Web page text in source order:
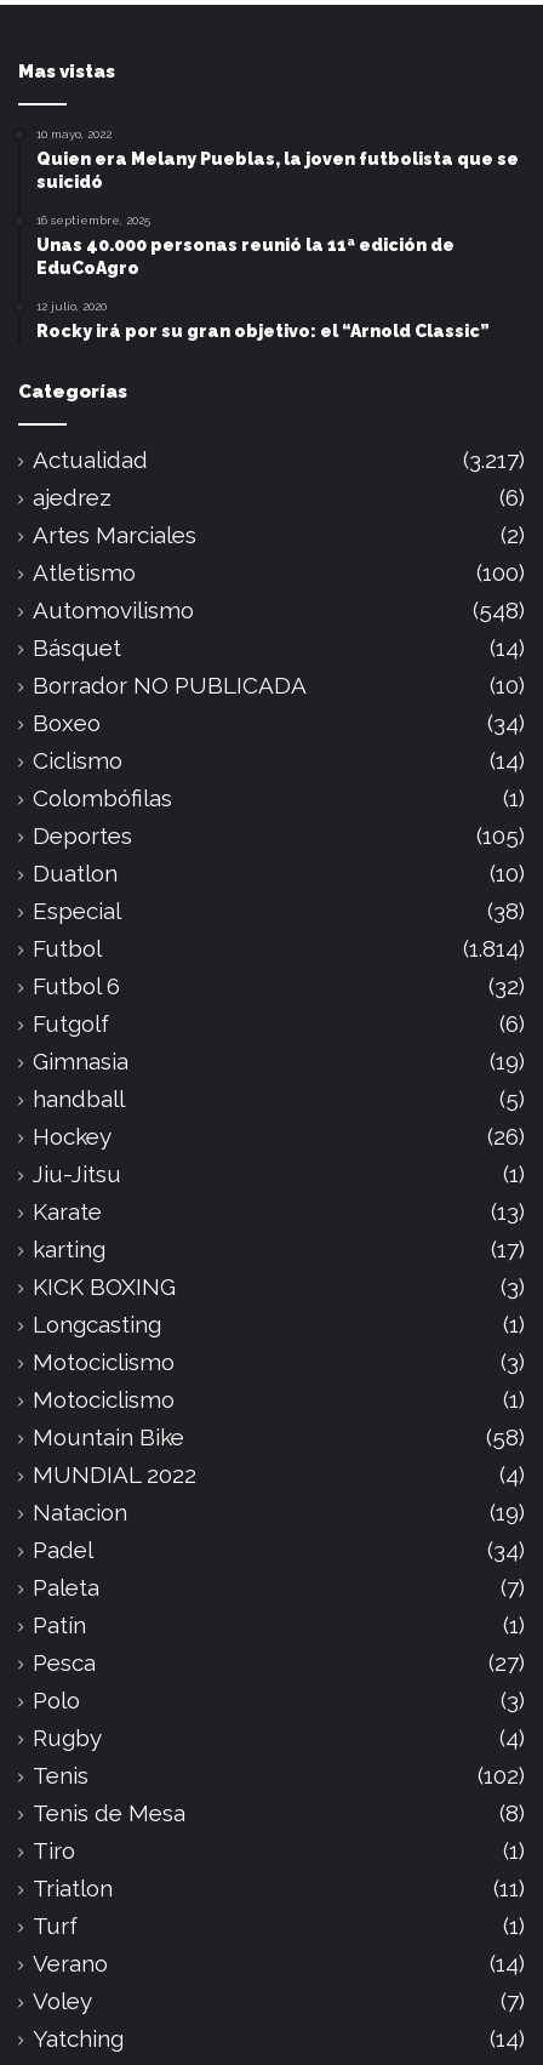
Mas vistas
10 mayo, 2022
Quien era Melany Pueblas, la joven futbolista que se
suicidó
16 septiembre, 2025
Unas 40.000 personas reunió la 11ª edición de
EduCoAgro
12 julio, 2020
Rocky irá por su gran objetivo: el “Arnold Classic”
Categorías
Actualidad
(3.217)
ajedrez
(6)
Artes Marciales
(2)
Atletismo
(100)
Automovilismo
(548)
Básquet
(14)
Borrador NO PUBLICADA
(10)
Boxeo
(34)
Ciclismo
(14)
Colombófilas
(1)
Deportes
(105)
Duatlon
(10)
Especial
(38)
Futbol
(1.814)
Futbol 6
(32)
Futgolf
(6)
Gimnasia
(19)
handball
(5)
Hockey
(26)
Jiu-Jitsu
(1)
Karate
(13)
karting
(17)
KICK BOXING
(3)
Longcasting
(1)
Motociclismo
(3)
Motociclismo
(1)
Mountain Bike
(58)
MUNDIAL 2022
(4)
Natacion
(19)
Padel
(34)
Paleta
(7)
Patín
(1)
Pesca
(27)
Polo
(3)
Rugby
(4)
Tenis
(102)
Tenis de Mesa
(8)
Tiro
(1)
Triatlon
(11)
Turf
(1)
Verano
(14)
Voley
(7)
Yatching
(14)